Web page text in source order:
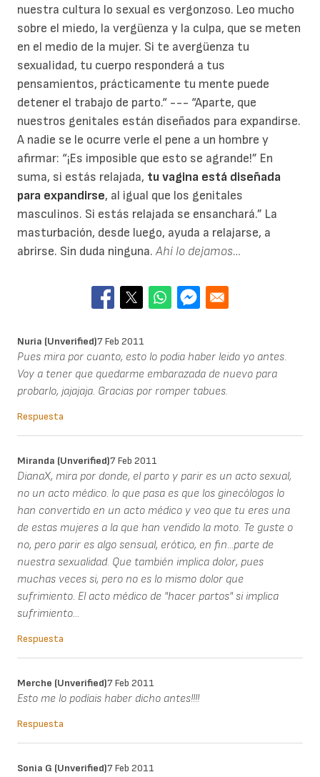
nuestra cultura lo sexual es vergonzoso. Leo mucho
sobre el miedo, la vergüenza y la culpa, que se meten
en el medio de la mujer. Si te avergüenza tu
sexualidad, tu cuerpo responderá a tus
pensamientos, prácticamente tu mente puede
detener el trabajo de parto.“ --- “Aparte, que
nuestros genitales están diseñados para expandirse.
A nadie se le ocurre verle el pene a un hombre y
afirmar: “¡Es imposible que esto se agrande!” En
suma, si estás relajada, tu vagina está diseñada
para expandirse, al igual que los genitales
masculinos. Si estás relajada se ensanchará.” La
masturbación, desde luego, ayuda a relajarse, a
abrirse. Sin duda ninguna.Ahí lo dejamos…
Nuria (unverified)7 Feb 2011
Pues mira por cuanto, esto lo podia haber leido yo antes.
Voy a tener que quedarme embarazada de nuevo para
probarlo, jajajaja. Gracias por romper tabues.
Respuesta
Miranda (unverified)7 Feb 2011
DianaX, mira por donde, el parto y parir es un acto sexual,
no un acto médico. lo que pasa es que los ginecólogos lo
han convertido en un acto médico y veo que tu eres una
de estas mujeres a la que han vendido la moto. Te guste o
no, pero parir es algo sensual, erótico, en fin...parte de
nuestra sexualidad. Que también implica dolor, pues
muchas veces si, pero no es lo mismo dolor que
sufrimiento. El acto médico de "hacer partos" si implica
sufrimiento...
Respuesta
Merche (unverified)7 Feb 2011
Esto me lo podíais haber dicho antes!!!!
Respuesta
Sonia G (unverified)7 Feb 2011